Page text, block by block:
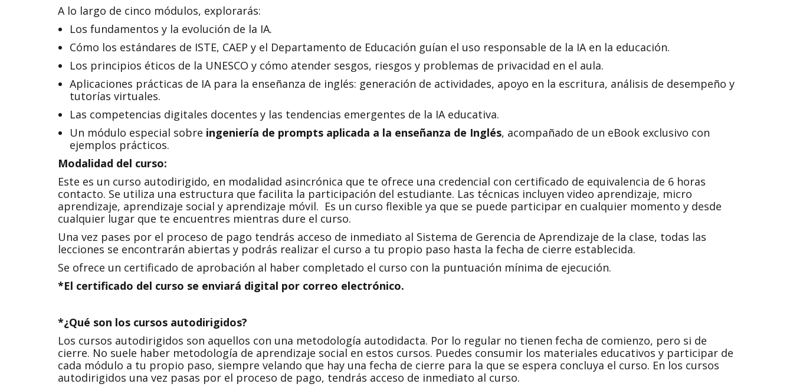
A lo largo de cinco módulos, explorarás:
Los fundamentos y la evolución de la IA.
Cómo los estándares de ISTE, CAEP y el Departamento de Educación guían el uso responsable de la IA en la educación.
Los principios éticos de la UNESCO y cómo atender sesgos, riesgos y problemas de privacidad en el aula.
Aplicaciones prácticas de IA para la enseñanza de inglés: generación de actividades, apoyo en la escritura, análisis de desempeño y
tutorías virtuales.
Las competencias digitales docentes y las tendencias emergentes de la IA educativa.
Un módulo especial sobre ingeniería de prompts aplicada a la enseñanza de Inglés, acompañado de un eBook exclusivo con
ejemplos prácticos.
Modalidad del curso:
Este es un curso autodirigido, en modalidad asincrónica que te ofrece una credencial con certificado de equivalencia de 6 horas
contacto. Se utiliza una estructura que facilita la participación del estudiante. Las técnicas incluyen video aprendizaje, micro
aprendizaje, aprendizaje social y aprendizaje móvil. Es un curso flexible ya que se puede participar en cualquier momento y desde
cualquier lugar que te encuentres mientras dure el curso.
Una vez pases por el proceso de pago tendrás acceso de inmediato al Sistema de Gerencia de Aprendizaje de la clase, todas las
lecciones se encontrarán abiertas y podrás realizar el curso a tu propio paso hasta la fecha de cierre establecida.
Se ofrece un certificado de aprobación al haber completado el curso con la puntuación mínima de ejecución.
*El certificado del curso se enviará digital por correo electrónico.
*¿Qué son los cursos autodirigidos?
Los cursos autodirigidos son aquellos con una metodología autodidacta. Por lo regular no tienen fecha de comienzo, pero si de
cierre. No suele haber metodología de aprendizaje social en estos cursos. Puedes consumir los materiales educativos y participar de
cada módulo a tu propio paso, siempre velando que hay una fecha de cierre para la que se espera concluya el curso. En los cursos
autodirigidos una vez pasas por el proceso de pago, tendrás acceso de inmediato al curso.